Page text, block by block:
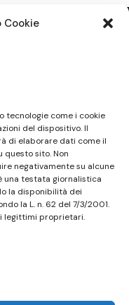
Cookie
tecnologie come i cookie
del dispositivo. Il
di elaborare dati come il
questo sito. Non
negativamente su alcune
una testata giornalistica
la disponibilità dei
la L. n. 62 del 7/3/2001.
legittimi proprietari.
aggiornato
dei materiali.
in alcun modo
L. n. 62 del
ai
nomi di prodotti,